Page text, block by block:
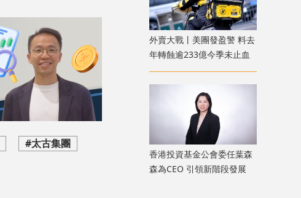
#太古集團
外賣大戰丨美團發盈警 料去
年轉蝕逾233億今季未止血
香港投資基金公會委任葉森
森為CEO 引領新階段發展